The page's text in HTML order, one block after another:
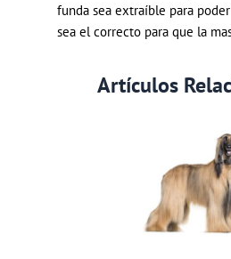
funda sea extraíble para
sea el correcto para que la
Artículos